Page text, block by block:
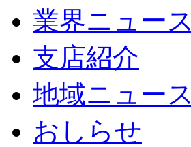
業界ニュース
支店紹介
地域ニュース
おしらせ